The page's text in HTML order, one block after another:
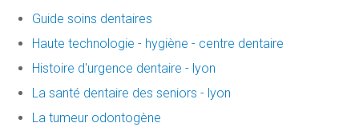
Guide soins dentaires
Haute technologie - hygiène - centre dentaire
Histoire d'urgence dentaire - lyon
La santé dentaire des seniors - lyon
La tumeur odontogène